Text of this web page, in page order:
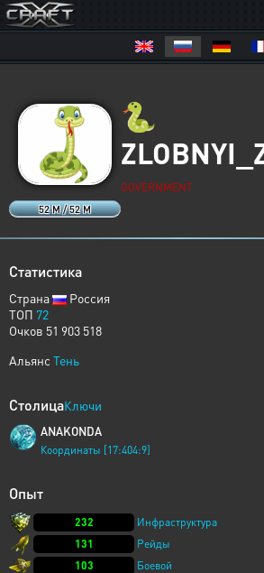
52 M / 52 M
🐍
GOVERNMENT
Статистика
Страна
Россия
ТОП 72
Очков 51 903 518
Альянс Тень
СтолицаКлючи
ANAKONDA
Координаты [17:404:9]
Опыт
232
Инфраструктура
131
Рейды
103
Боевой